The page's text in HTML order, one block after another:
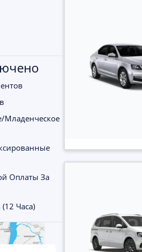
Младенческое
Оплаты За
Часа)